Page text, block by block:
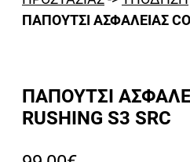
ΠΑΠΟΥΤΣΙ ΑΣΦΑΛΕΙΑΣ
ΠΑΠΟΥΤΣΙ
RUSHING S3 SRC